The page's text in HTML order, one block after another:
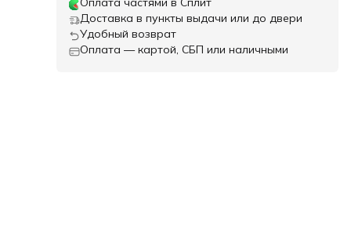
Доставка в пункты выдачи или до двери
Удобный возврат
Оплата — картой, СБП или наличными